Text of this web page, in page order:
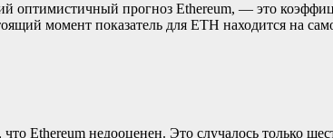
прогноз Ethereum, — это
момент показатель для ETH находится на
Ethereum недооценен. Это случалось только